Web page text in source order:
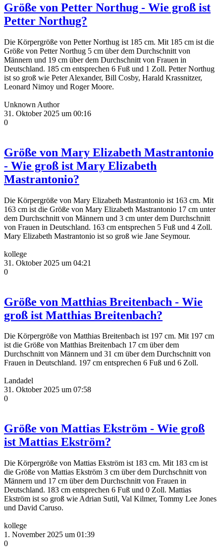
Größe von Petter Northug - Wie groß ist
Petter Northug?
Die Körpergröße von Petter Northug ist 185 cm. Mit 185 cm ist die
Größe von Petter Northug 5 cm über dem Durchschnitt von
Männern und 19 cm über dem Durchschnitt von Frauen in
Deutschland. 185 cm entsprechen 6 Fuß und 1 Zoll. Petter Northug
ist so groß wie Peter Alexander, Bill Cosby, Harald Krassnitzer,
Leonard Nimoy und Roger Moore.
Unknown Author
31. Oktober 2025 um 00:16
0
Größe von Mary Elizabeth Mastrantonio
- Wie groß ist Mary Elizabeth
Mastrantonio?
Die Körpergröße von Mary Elizabeth Mastrantonio ist 163 cm. Mit
163 cm ist die Größe von Mary Elizabeth Mastrantonio 17 cm unter
dem Durchschnitt von Männern und 3 cm unter dem Durchschnitt
von Frauen in Deutschland. 163 cm entsprechen 5 Fuß und 4 Zoll.
Mary Elizabeth Mastrantonio ist so groß wie Jane Seymour.
kollege
31. Oktober 2025 um 04:21
0
Größe von Matthias Breitenbach - Wie
groß ist Matthias Breitenbach?
Die Körpergröße von Matthias Breitenbach ist 197 cm. Mit 197 cm
ist die Größe von Matthias Breitenbach 17 cm über dem
Durchschnitt von Männern und 31 cm über dem Durchschnitt von
Frauen in Deutschland. 197 cm entsprechen 6 Fuß und 6 Zoll.
Landadel
31. Oktober 2025 um 07:58
0
Größe von Mattias Ekström - Wie groß
ist Mattias Ekström?
Die Körpergröße von Mattias Ekström ist 183 cm. Mit 183 cm ist
die Größe von Mattias Ekström 3 cm über dem Durchschnitt von
Männern und 17 cm über dem Durchschnitt von Frauen in
Deutschland. 183 cm entsprechen 6 Fuß und 0 Zoll. Mattias
Ekström ist so groß wie Adrian Sutil, Val Kilmer, Tommy Lee Jones
und David Caruso.
kollege
1. November 2025 um 01:39
0